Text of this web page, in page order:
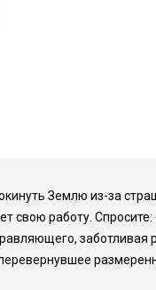
Землю из-за
свою работу.